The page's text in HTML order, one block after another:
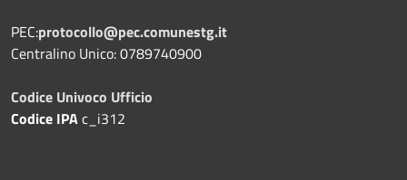
PEC:protocollo@pec.comunestg.it
Centralino Unico: 0789740900
Codice Univoco Ufficio
Codice IPAc_i312